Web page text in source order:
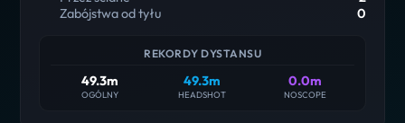
Zabójstwa od tyłu
0
REKORDY DYSTANSU
49.3m
OGÓLNY
49.3m
HEADSHOT
0.0m
NOSCOPE